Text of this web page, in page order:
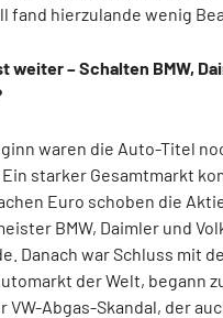
fand hierzulande wenig
weiter – Schalten BMW,
waren die Auto-Titel
starker Gesamtmarkt
Euro schoben die
BMW, Daimler und
Danach war Schluss mit
der Welt, begann
VW-Abgas-Skandal, der